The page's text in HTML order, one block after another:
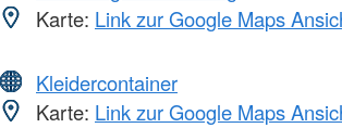
Karte: Link zur Google Maps
Kleidercontainer
Karte: Link zur Google Maps